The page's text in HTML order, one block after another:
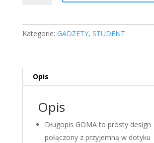
Kategorie: GADŻETY, STUDENT
Opis
Opis
Długopis GOMA to prosty design
połączony z przyjemną w dotyku